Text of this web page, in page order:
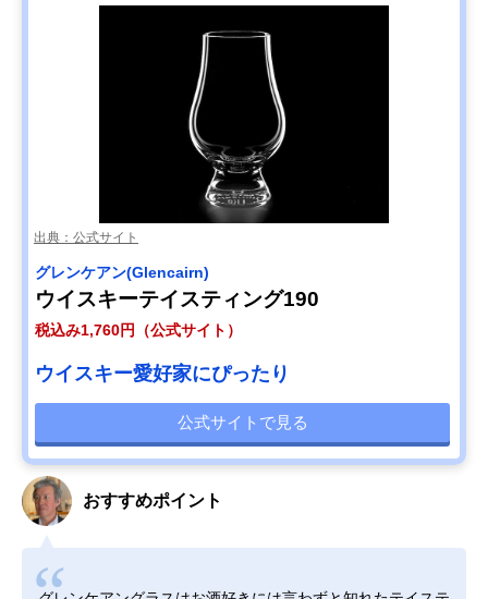
出典：公式サイト
グレンケアン(Glencairn)
ウイスキーテイスティング190
税込み1,760円（公式サイト）
ウイスキー愛好家にぴったり
公式サイトで見る
おすすめポイント